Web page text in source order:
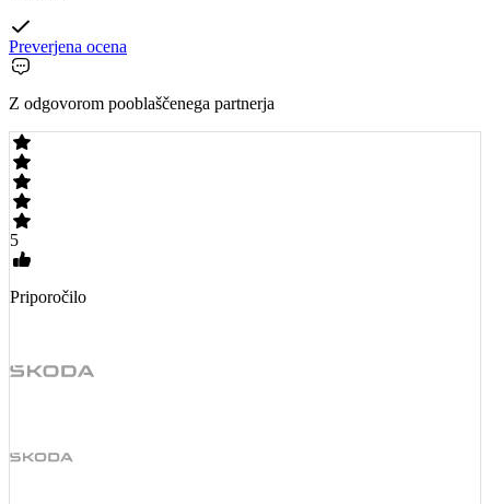
Preverjena ocena
Z odgovorom pooblaščenega partnerja
5
Priporočilo